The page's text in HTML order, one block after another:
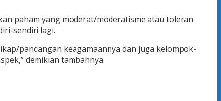
paham yang moderat/moderatisme atau toleran
sendiri lagi.
pandangan keagamaannya dan juga kelompok-
demikian tambahnya.